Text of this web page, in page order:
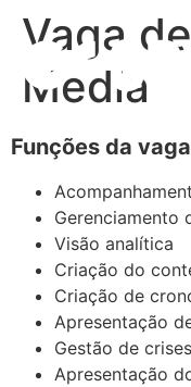
Vaga
Media
Funções da
Gerenciamento
Visão analítica
Criação do
Criação de
Apresentação
Gestão de crises
Apresentação